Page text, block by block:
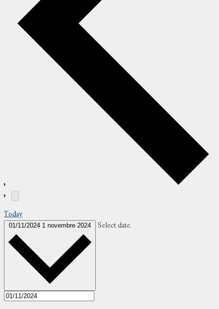
Today
01/11/2024 1 novembre 2024 Select date.